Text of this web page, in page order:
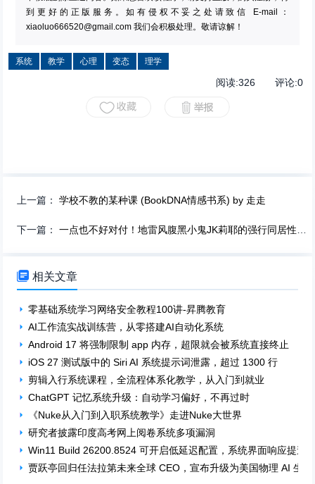
到更好的正版服务。如有侵权不妥之处请致信 E-mail：
xiaoluo666520@gmail.com 我们会积极处理。敬请谅解！
系统 教学 心理 变态 理学
阅读:326评论:0
上一篇：学校不教的某种课 (BookDNA情感书系) by 走走
下一篇：一点也不好对付！地雷风腹黑小鬼JK莉耶的强行同居性生活 チョロくない
 相关文章
零基础系统学习网络安全教程100讲-昇腾教育
AI工作流实战训练营，从零搭建AI自动化系统
Android 17 将强制限制 app 内存，超限就会被系统直接终止
iOS 27 测试版中的 Siri AI 系统提示词泄露，超过 1300 行
剪辑入行系统课程，全流程体系化教学，从入门到就业
ChatGPT 记忆系统升级：自动学习偏好，不再过时
《Nuke从入门到入职系统教学》走进Nuke大世界
研究者披露印度高考网上阅卷系统多项漏洞
Win11 Build 26200.8524 可开启低延迟配置，系统界面响应提速
贾跃亭回归任法拉第未来全球 CEO，宣布升级为美国物理 AI 生